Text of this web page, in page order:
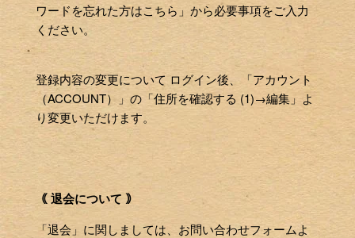
ワードを忘れた方はこちら」から必要事項をご入力
ください。
登録内容の変更について ログイン後、「アカウント
（ACCOUNT）」の「住所を確認する (1)→編集」よ
り変更いただけます。
｟ 退会について ｠
「退会」に関しましては、お問い合わせフォームよ